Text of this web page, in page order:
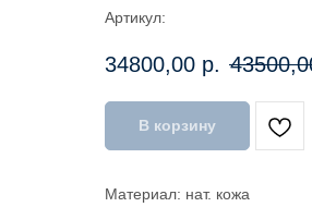
Артикул:
34800,00 р.
В корзину
Материал: нат. кожа